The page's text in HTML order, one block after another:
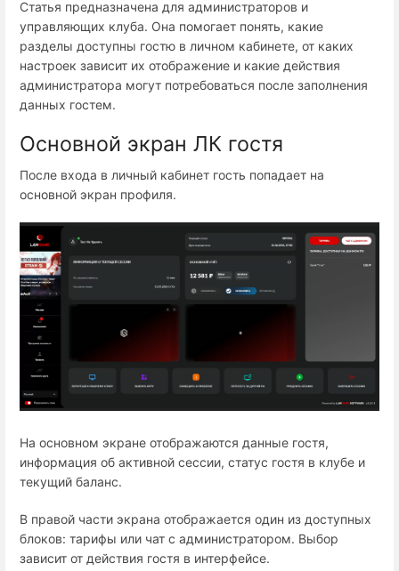
Статья предназначена для администраторов и
управляющих клуба. Она помогает понять, какие
разделы доступны гостю в личном кабинете, от каких
настроек зависит их отображение и какие действия
администратора могут потребоваться после заполнения
данных гостем.
Основной экран ЛК гостя
После входа в личный кабинет гость попадает на
основной экран профиля.
На основном экране отображаются данные гостя,
информация об активной сессии, статус гостя в клубе и
текущий баланс.
В правой части экрана отображается один из доступных
блоков: тарифы или чат с администратором. Выбор
зависит от действия гостя в интерфейсе.